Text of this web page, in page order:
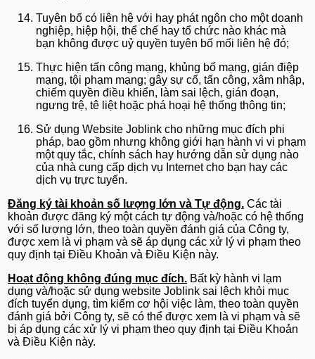
Tuyên bố có liên hệ với hay phát ngôn cho một doanh
nghiệp, hiệp hội, thể chế hay tổ chức nào khác mà
bạn không được uỷ quyền tuyên bố mối liên hệ đó;
Thực hiện tấn công mạng, khủng bố mạng, gián điệp
mạng, tội phạm mạng; gây sự cố, tấn công, xâm nhập,
chiếm quyền điều khiển, làm sai lệch, gián đoạn,
ngưng trệ, tê liệt hoặc phá hoại hệ thống thông tin;
Sử dụng Website Joblink cho những mục đích phi
pháp, bao gồm nhưng không giới hạn hành vi vi phạm
một quy tắc, chính sách hay hướng dẫn sử dụng nào
của nhà cung cấp dịch vụ Internet cho bạn hay các
dịch vụ trực tuyến.
Đăng ký tài khoản số lượng lớn và Tự động. Các tài
khoản được đăng ký một cách tự động và/hoặc có hệ thống
với số lượng lớn, theo toàn quyền đánh giá của Công ty,
được xem là vi phạm và sẽ áp dụng các xử lý vi phạm theo
quy định tại Điều Khoản và Điều Kiện này.
Hoạt động không đúng mục đích. Bất kỳ hành vi lạm
dụng và/hoặc sử dụng website Joblink sai lệch khỏi mục
đích tuyển dụng, tìm kiếm cơ hội việc làm, theo toàn quyền
đánh giá bởi Công ty, sẽ có thể được xem là vi phạm và sẽ
bị áp dụng các xử lý vi phạm theo quy định tại Điều Khoản
và Điều Kiện này.